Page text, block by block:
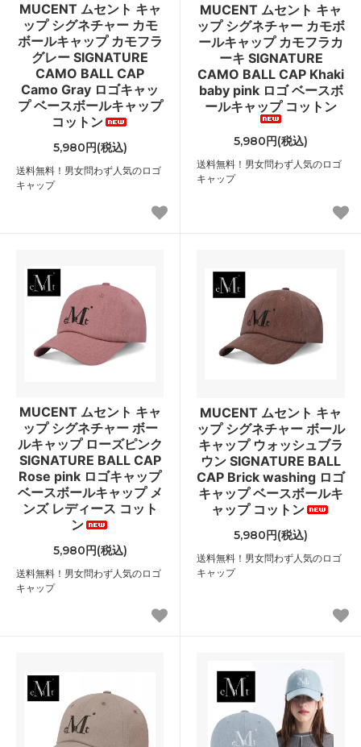
MUCENT ムセント キャ
ップ シグネチャー カモ
ボールキャップ カモフラ
グレー SIGNATURE
CAMO BALL CAP
Camo Gray ロゴキャッ
プ ベースボールキャップ
コットン
5,980円(税込)
送料無料！男女問わず人気のロゴ
キャップ
MUCENT ムセント キャ
ップ シグネチャー カモボ
ールキャップ カモフラカ
ーキ SIGNATURE
CAMO BALL CAP Khaki
baby pink ロゴ ベースボ
ールキャップ コットン
5,980円(税込)
送料無料！男女問わず人気のロゴ
キャップ
MUCENT ムセント キャ
ップ シグネチャー ボー
ルキャップ ローズピンク
SIGNATURE BALL CAP
Rose pink ロゴキャップ
ベースボールキャップ メ
ンズ レディース コット
ン
5,980円(税込)
送料無料！男女問わず人気のロゴ
キャップ
MUCENT ムセント キャ
ップ シグネチャー ボール
キャップ ウォッシュブラ
ウン SIGNATURE BALL
CAP Brick washing ロゴ
キャップ ベースボールキ
ャップ コットン
5,980円(税込)
送料無料！男女問わず人気のロゴ
キャップ